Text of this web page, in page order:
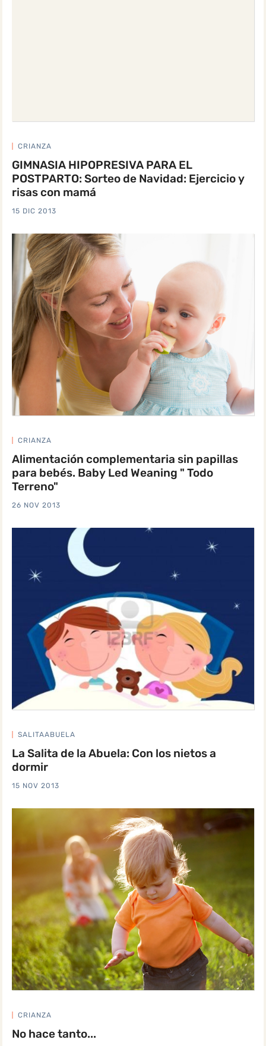
CRIANZA
GIMNASIA HIPOPRESIVA PARA EL
POSTPARTO: Sorteo de Navidad: Ejercicio y
risas con mamá
15 DIC 2013
CRIANZA
Alimentación complementaria sin papillas
para bebés. Baby Led Weaning " Todo
Terreno"
26 NOV 2013
SALITAABUELA
La Salita de la Abuela: Con los nietos a
dormir
15 NOV 2013
CRIANZA
No hace tanto...